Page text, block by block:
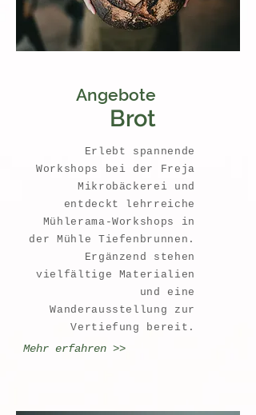
Angebote
Brot
Erlebt spannende
Workshops bei der Freja
Mikrobäckerei und
entdeckt lehrreiche
Mühlerama-Workshops in
der Mühle Tiefenbrunnen.
Ergänzend stehen
vielfältige Materialien
und eine
Wanderausstellung zur
Vertiefung bereit.
Mehr erfahren >>